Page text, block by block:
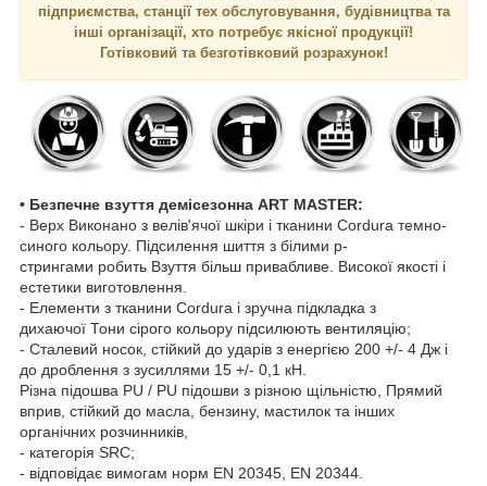
підприємства, станції тех обслуговування, будівництва та
інші організації, хто потребує якісної продукції!
Готівковий та безготівковий розрахунок!
• Безпечне взуття демісезонна ART MASTER:
- Верх Виконано з велів'ячої шкіри і тканини Cordura темно-
синого кольору. Підсилення шиття з білими р-
стрингами робить Взуття більш привабливе. Високої якості і
естетики виготовлення.
- Елементи з тканини Cordura і зручна підкладка з
дихаючої Тони сірого кольору підсилюють вентиляцію;
- Сталевий носок, стійкий до ударів з енергією 200 +/- 4 Дж і
до дроблення з зусиллями 15 +/- 0,1 кН.
Різна підошва PU / PU підошви з різною щільністю, Прямий
вприв, стійкий до масла, бензину, мастилок та інших
органічних розчинників,
- категорія SRC;
- відповідає вимогам норм EN 20345, EN 20344.